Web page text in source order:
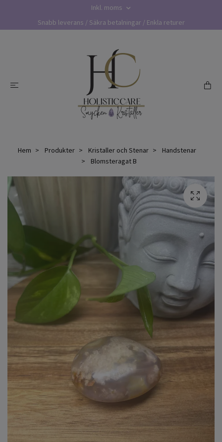
Inkl. moms
Snabb leverans / Säkra betalningar / Enkla returer
Hem Produkter Kristaller och Stenar
Handstenar
Blomsteragat B